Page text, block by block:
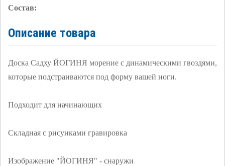
Состав:
Описание товара
Доска Садху ЙОГИНЯ морение с динамическими гвоздями,
которые подстраиваются под форму вашей ноги.
Подходит для начинающих
Складная с рисунками гравировка
Изображение "ЙОГИНЯ" - снаружи